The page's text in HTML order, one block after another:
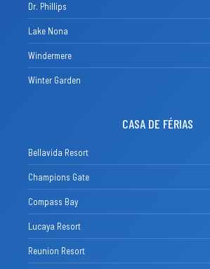
Dr. Phillips
Lake Nona
Windermere
Winter Garden
CASA DE FÉRIAS
Bellavida Resort
Champions Gate
Compass Bay
Lucaya Resort
Reunion Resort